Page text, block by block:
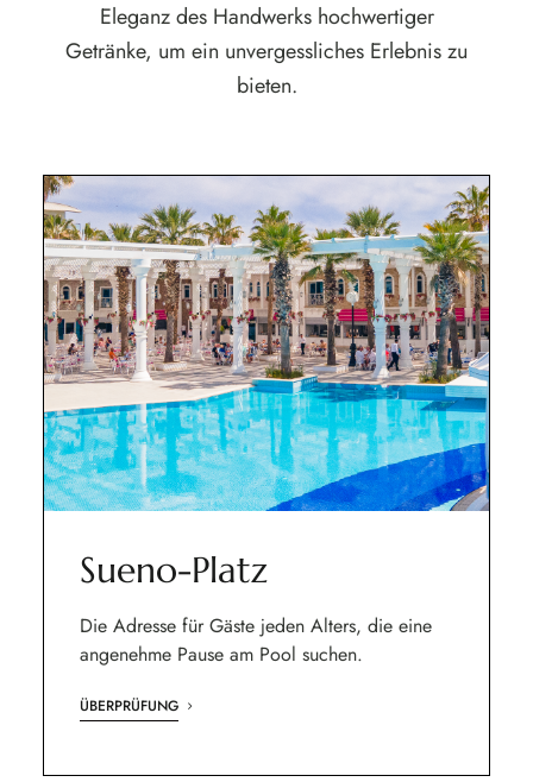
Eleganz des Handwerks hochwertiger
Getränke, um ein unvergessliches Erlebnis zu
bieten.
Sueno-Platz
Die Adresse für Gäste jeden Alters, die eine
angenehme Pause am Pool suchen.
ÜBERPRÜFUNG